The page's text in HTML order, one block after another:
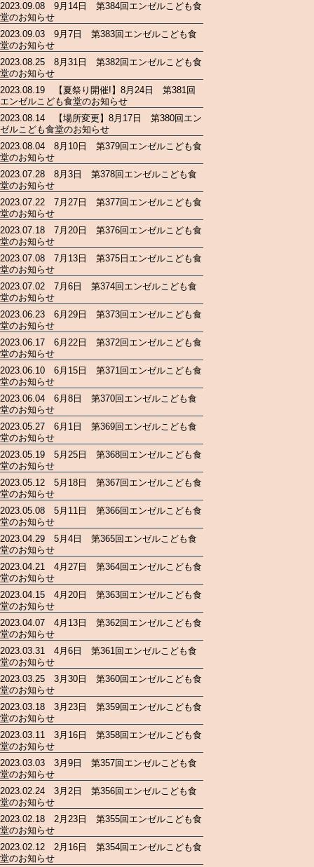
2023.09.08 9月14日 第384回エンゼルこども食
堂のお知らせ
2023.09.03 9月7日 第383回エンゼルこども食
堂のお知らせ
2023.08.25 8月31日 第382回エンゼルこども食
堂のお知らせ
2023.08.19 【夏祭り開催!】8月24日 第381回
エンゼルこども食堂のお知らせ
2023.08.14 【場所変更】8月17日 第380回エン
ゼルこども食堂のお知らせ
2023.08.04 8月10日 第379回エンゼルこども食
堂のお知らせ
2023.07.28 8月3日 第378回エンゼルこども食
堂のお知らせ
2023.07.22 7月27日 第377回エンゼルこども食
堂のお知らせ
2023.07.18 7月20日 第376回エンゼルこども食
堂のお知らせ
2023.07.08 7月13日 第375日エンゼルこども食
堂のお知らせ
2023.07.02 7月6日 第374回エンゼルこども食
堂のお知らせ
2023.06.23 6月29日 第373回エンゼルこども食
堂のお知らせ
2023.06.17 6月22日 第372回エンゼルこども食
堂のお知らせ
2023.06.10 6月15日 第371回エンゼルこども食
堂のお知らせ
2023.06.04 6月8日 第370回エンゼルこども食
堂のお知らせ
2023.05.27 6月1日 第369回エンゼルこども食
堂のお知らせ
2023.05.19 5月25日 第368回エンゼルこども食
堂のお知らせ
2023.05.12 5月18日 第367回エンゼルこども食
堂のお知らせ
2023.05.08 5月11日 第366回エンゼルこども食
堂のお知らせ
2023.04.29 5月4日 第365回エンゼルこども食
堂のお知らせ
2023.04.21 4月27日 第364回エンゼルこども食
堂のお知らせ
2023.04.15 4月20日 第363回エンゼルこども食
堂のお知らせ
2023.04.07 4月13日 第362回エンゼルこども食
堂のお知らせ
2023.03.31 4月6日 第361回エンゼルこども食
堂のお知らせ
2023.03.25 3月30日 第360回エンゼルこども食
堂のお知らせ
2023.03.18 3月23日 第359回エンゼルこども食
堂のお知らせ
2023.03.11 3月16日 第358回エンゼルこども食
堂のお知らせ
2023.03.03 3月9日 第357回エンゼルこども食
堂のお知らせ
2023.02.24 3月2日 第356回エンゼルこども食
堂のお知らせ
2023.02.18 2月23日 第355回エンゼルこども食
堂のお知らせ
2023.02.12 2月16日 第354回エンゼルこども食
堂のお知らせ